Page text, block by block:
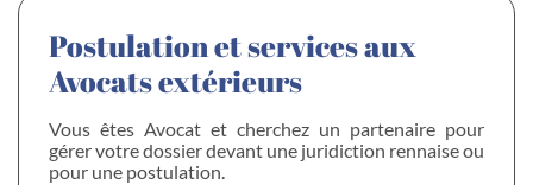
Postulation et services aux
Avocats extérieurs
Vous êtes Avocat et cherchez un partenaire pour
gérer votre dossier devant une juridiction rennaise ou
pour une postulation.